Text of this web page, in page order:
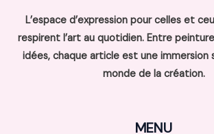
L’espace d’expression pour celles et
respirent l’art au quotidien. Entre
idées, chaque article est une immersion
monde de la création.
MENU